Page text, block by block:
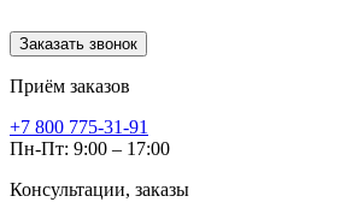
Заказать звонок
Приём заказов
+7 800 775-31-91
Пн-Пт: 9:00 – 17:00
Консультации, заказы